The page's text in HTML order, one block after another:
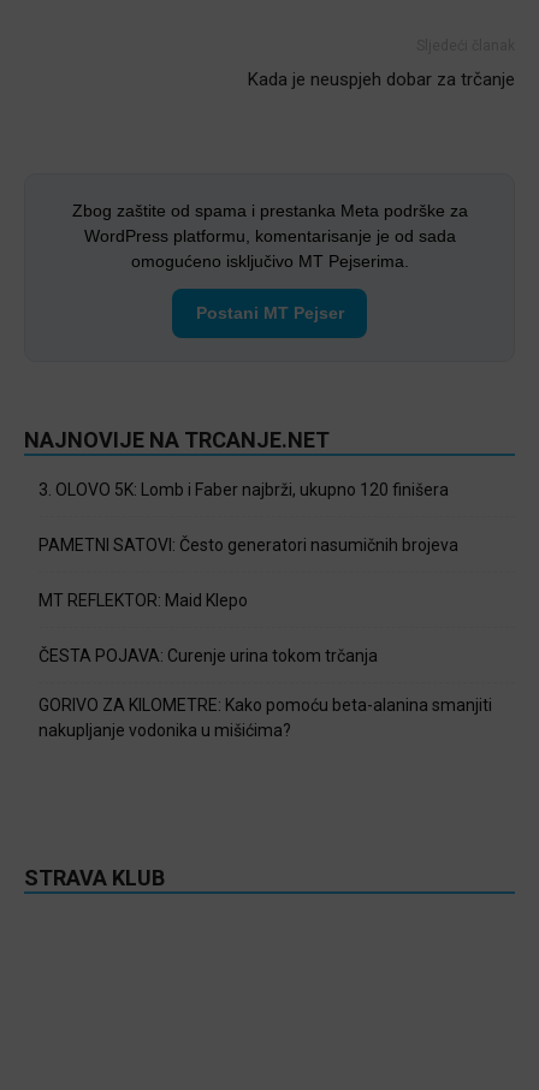
Kada je neuspjeh dobar za trčanje
Zbog zaštite od spama i prestanka Meta podrške za
WordPress platformu, komentarisanje je od sada
omogućeno isključivo MT Pejserima.
Postani MT Pejser
NAJNOVIJE NA TRCANJE.NET
3. OLOVO 5K: Lomb i Faber najbrži, ukupno 120 finišera
PAMETNI SATOVI: Često generatori nasumičnih brojeva
MT REFLEKTOR: Maid Klepo
ČESTA POJAVA: Curenje urina tokom trčanja
GORIVO ZA KILOMETRE: Kako pomoću beta-alanina smanjiti
nakupljanje vodonika u mišićima?
STRAVA KLUB